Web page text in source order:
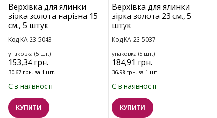
Верхівка для ялинки
зірка золота нарізна 15
см., 5 штук
Код KA-23-5043
упаковка (5 шт.)
153,34 грн.
30,67 грн. за 1 шт.
Є в наявності
КУПИТИ
Верхівка для ялинки
зірка золота 23 см., 5
штук
Код KA-23-5037
упаковка (5 шт.)
184,91 грн.
36,98 грн. за 1 шт.
Є в наявності
КУПИТИ